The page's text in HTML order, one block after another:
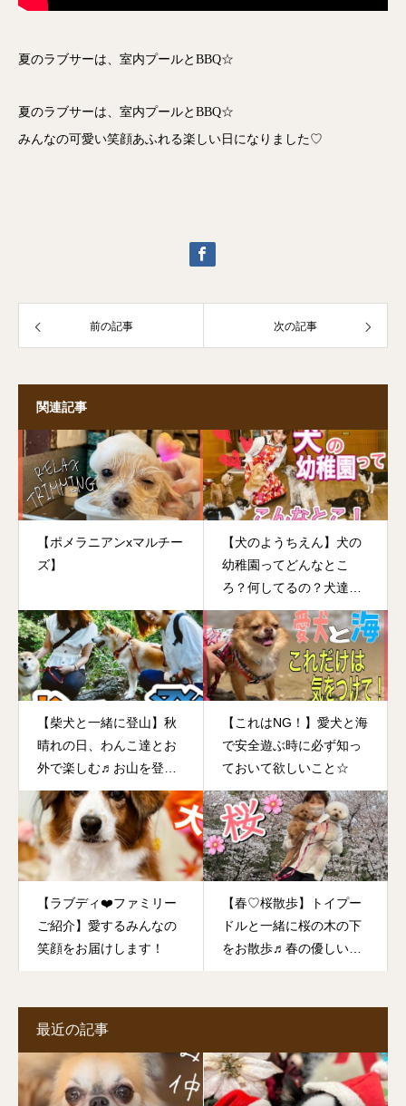
夏のラブサーは、室内プールとBBQ☆
夏のラブサーは、室内プールとBBQ☆
みんなの可愛い笑顔あふれる楽しい日になりました♡
前の記事 次の記事
関連記事
【ポメラニアンxマルチー
ズ】
【犬のようちえん】犬の
幼稚園ってどんなとこ
ろ？何してるの？犬達が
楽しむ姿を大公開！！
【柴犬と一緒に登山】秋
晴れの日、わんこ達とお
外で楽しむ♬お山を登っ
たり、芝生の上を全力疾
走したり・・・
【これはNG！】愛犬と海
で安全遊ぶ時に必ず知っ
ておいて欲しいこと☆
【ラブディ❤️ファミリー
ご紹介】愛するみんなの
笑顔をお届けします！
【春♡桜散歩】トイプー
ドルと一緒に桜の木の下
をお散歩♬春の優しい日
最近の記事